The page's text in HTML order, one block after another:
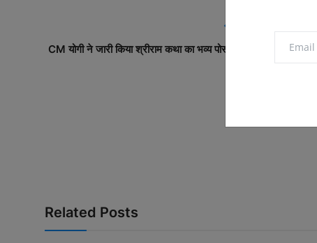
CM योगी ने जारी किया श्रीराम कथा का भव्य पोस्टर, 1 जून से लखनऊ में
होगी जगद्गुरु...
Related Posts